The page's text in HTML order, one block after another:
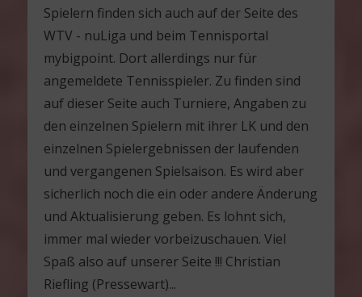
Spielern finden sich auch auf der Seite des
WTV - nuLiga und beim Tennisportal
mybigpoint. Dort allerdings nur für
angemeldete Tennisspieler. Zu finden sind
auf dieser Seite auch Turniere, Angaben zu
den einzelnen Spielern mit ihrer LK und den
einzelnen Spielergebnissen der laufenden
und vergangenen Spielsaison. Es wird aber
sicherlich noch die ein oder andere Änderung
und Aktualisierung geben. Es lohnt sich,
immer mal wieder vorbeizuschauen. Viel
Spaß also auf unserer Seite !!! Christian
Riefling (Pressewart)...